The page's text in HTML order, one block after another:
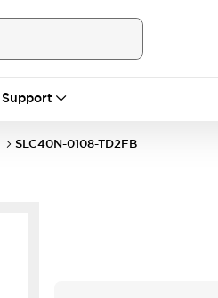
Support
SLC40N-0108-TD2FB